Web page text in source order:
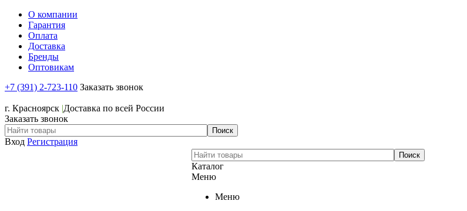
О компании
Гарантия
Оплата
Доставка
Бренды
Оптовикам
+7 (391) 2-723-110 Заказать звонок
г. Красноярск |Доставка по всей России
Заказать звонок
Вход Регистрация
Каталог
Меню
Меню